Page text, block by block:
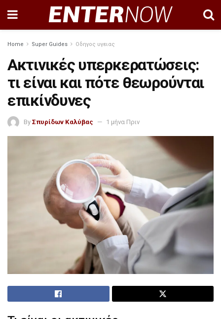
Home Super Guides Οδηγος υγειας
Ακτινικές υπερκερατώσεις:
τι είναι και πότε θεωρούνται
επικίνδυνες
By Σπυρίδων Καλύβας 1 μήνα Πριν